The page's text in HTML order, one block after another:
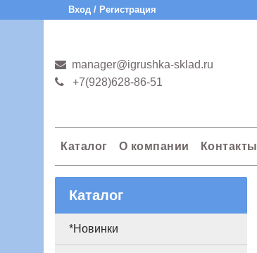
Вход / Регистрация
manager@igrushka-sklad.ru
+7(928)628-86-51
Каталог О компании Контакты
Каталог
*Новинки